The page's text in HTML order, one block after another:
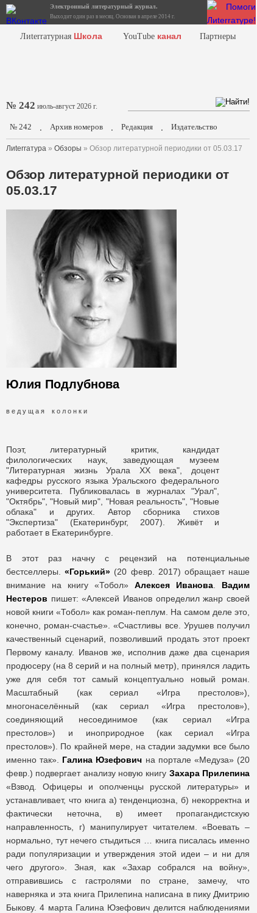
Электронный литературный журнал.
Выходит один раз в месяц. Основан в апреле 2014 г.
Лиterraтурная Школа YouTube канал Партнеры
№ 242 июль-август 2026 г.
№ 242 . Архив номеров . Редакция . Издательство
Лиterraтура » Обзоры » Обзор литературной периодики от 05.03.17
Обзор литературной периодики от
05.03.17
Юлия Подлубнова
в е д у щ а я к о л о н к и
Поэт, литературный критик, кандидат
филологических наук, заведующая музеем
"Литературная жизнь Урала ХХ века", доцент
кафедры русского языка Уральского федерального
университета. Публиковалась в журналах "Урал",
"Октябрь", "Новый мир", "Новая реальность", "Новые
облака" и других. Автор сборника стихов
"Экспертиза" (Екатеринбург, 2007). Живёт и
работает в Екатеринбурге.
В этот раз начну с рецензий на потенциальные
бестселлеры.«Горький» (20 февр. 2017) обращает наше
внимание на книгу «Тобол» Алексея Иванова
Вадим
Нестеров пишет: «Алексей Иванов определил жанр своей
новой книги «Тобол» как роман-пеплум. На самом деле это,
конечно, роман-счастье». «Счастливы все. Урушев получил
качественный сценарий, позволивший продать этот проект
Первому каналу. Иванов же, исполнив даже два сценария
продюсеру (на 8 серий и на полный метр), принялся ладить
уже для себя тот самый концептуально новый роман.
Масштабный (как сериал «Игра престолов»),
многонаселённый (как сериал «Игра престолов»),
соединяющий несоединимое (как сериал «Игра
престолов») и иноприродное (как сериал «Игра
престолов»). По крайней мере, на стадии задумки все было
именно так». Галина Юзефович на портале «Медуза» (20
февр.) подвергает анализу новую книгу Захара Прилепина
«Взвод. Офицеры и ополченцы русской литературы» и
устанавливает, что книга а) тенденциозна, б) некорректна и
фактически неточна, в) имеет пропагандистскую
направленность, г) манипулирует читателем. «Воевать –
нормально, тут нечего стыдиться … книга писалась именно
ради популяризации и утверждения этой идеи – и ни для
чего другого». Зная, как «Захар собрался на войну»,
отправившись с гастролями по стране, замечу, что
наверняка и эта книга Прилепина написана в пику Дмитрию
Быкову. 4 марта Галина Юзефович делится наблюдениями